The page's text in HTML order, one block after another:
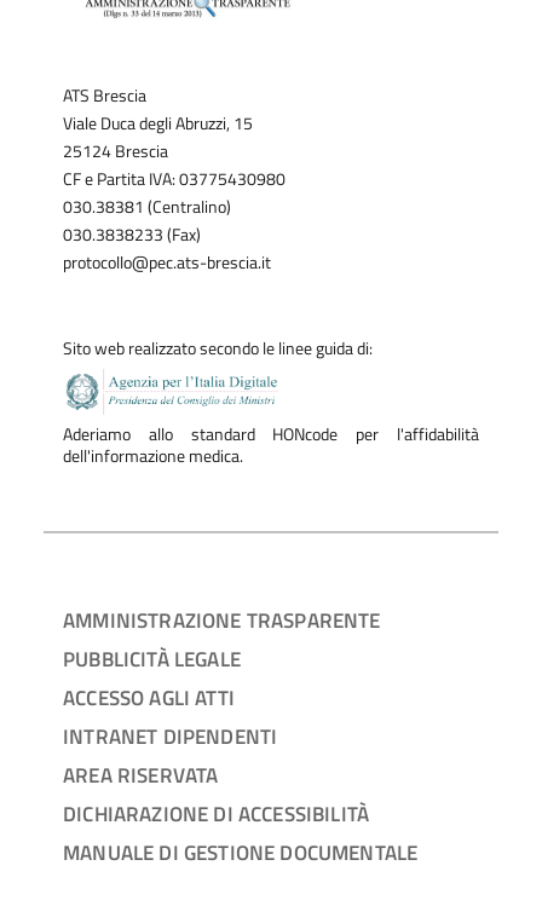
ATS Brescia
Viale Duca degli Abruzzi, 15
25124 Brescia
CF e Partita IVA: 03775430980
030.38381 (Centralino)
030.3838233 (Fax)
protocollo@pec.ats-brescia.it
Sito web realizzato secondo le linee guida di:
Aderiamo allo standard HONcode per l'affidabilità
dell'informazione medica.
AMMINISTRAZIONE TRASPARENTE
PUBBLICITÀ LEGALE
ACCESSO AGLI ATTI
INTRANET DIPENDENTI
AREA RISERVATA
DICHIARAZIONE DI ACCESSIBILITÀ
MANUALE DI GESTIONE DOCUMENTALE